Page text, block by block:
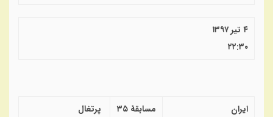
۴ تیر ۱۳۹۷
۲۲:۳۰
ایران مسابقهٔ ۳۵ پرتغال